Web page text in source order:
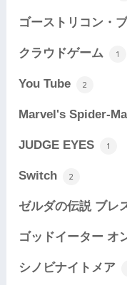
ゴーストリコン・
クラウドゲーム 1
You Tube 2
Marvel's Spider-
JUDGE EYES 1
Switch 2
ゼルダの伝説 ブレ
ゴッドイーター オ
シノビナイトメア